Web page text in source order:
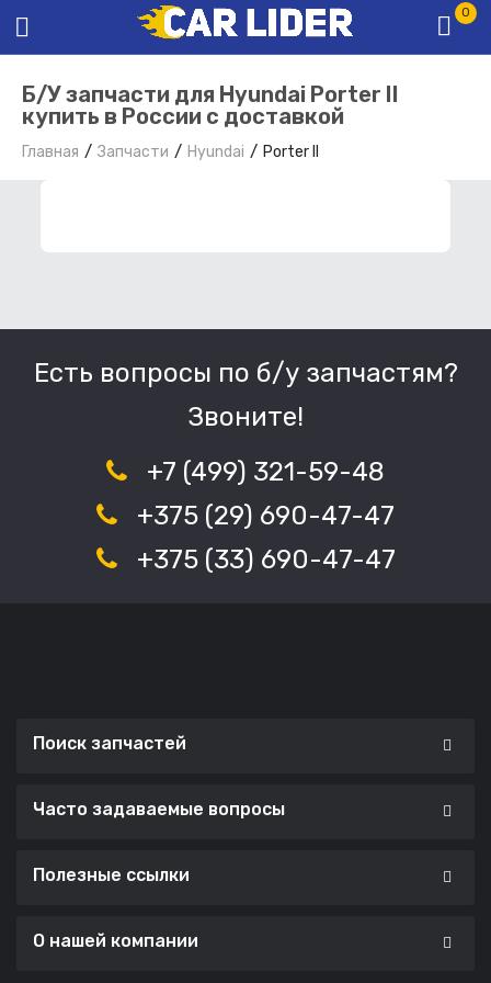
0
Б/У запчасти для Hyundai Porter II
купить в России с доставкой
Главная Запчасти Hyundai Porter II
Есть вопросы по б/у запчастям?
Звоните!
+7 (499) 321-59-48
+375 (29) 690-47-47
+375 (33) 690-47-47
Поиск запчастей
Часто задаваемые вопросы
Полезные ссылки
О нашей компании